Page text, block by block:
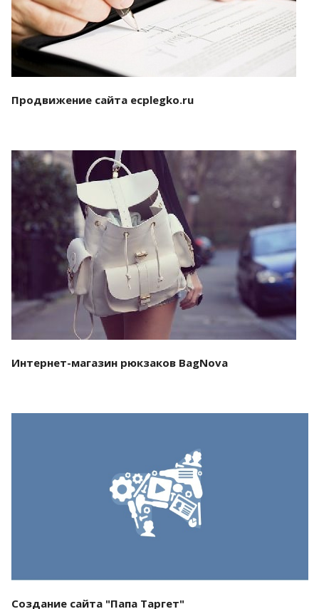
Продвижение сайта ecplegko.ru
Смотреть проект
Интернет-магазин рюкзаков BagNova
Смотреть проект
Создание сайта "Папа Таргет"